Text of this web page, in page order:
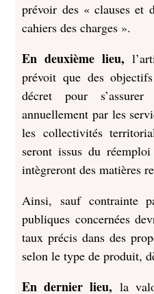
prévoir des « clauses et
cahiers des charges ».
En deuxième lieu,
prévoit que des
décret pour
annuellement par les
les collectivités
seront issus du
intègreront des matières
Ainsi, sauf contrainte
publiques concernées
taux précis dans des
selon le type de produit,
En dernier lieu, la